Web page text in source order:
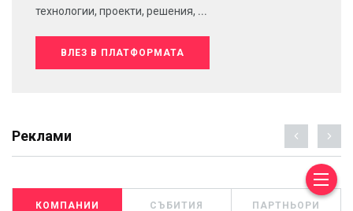
технологии, проекти, решения, ...
ВЛЕЗ В ПЛАТФОРМАТА
Реклами
КОМПАНИИ СЪБИТИЯ ПАРТНЬОРИ